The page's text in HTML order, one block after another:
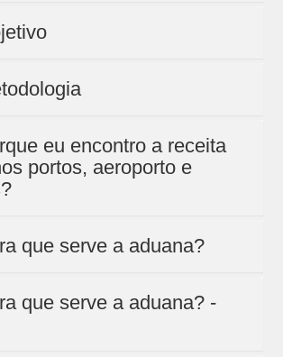
eu encontro a receita
portos, aeroporto e
que serve a aduana?
que serve a aduana? -